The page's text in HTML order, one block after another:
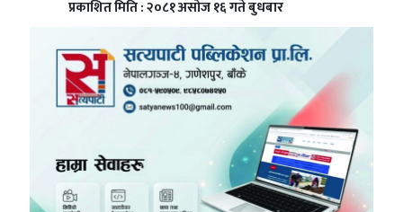
प्रकाशित मिति : २०८१ असोज १६ गते बुधबार